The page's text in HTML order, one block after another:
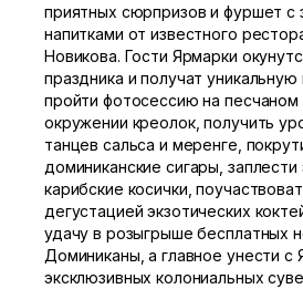
приятных сюрпризов и фуршет с
напитками от известного
Новикова. Гости Ярмарки
праздника и получат
пройти фотосессию на песчаном
окружении креолок, получить
танцев сальса и меренге,
доминиканские сигары, заплести
карибские косички,
дегустацией экзотических
удачу в розыгрыше бесплатных
Доминиканы, а главное унести с
эксклюзивных колониальных